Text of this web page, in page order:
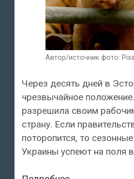
Автор/источник фото:
Через десять дней в
чрезвычайное
разрешила своим
страну. Если
поторопится, то
Украины успеют на поля